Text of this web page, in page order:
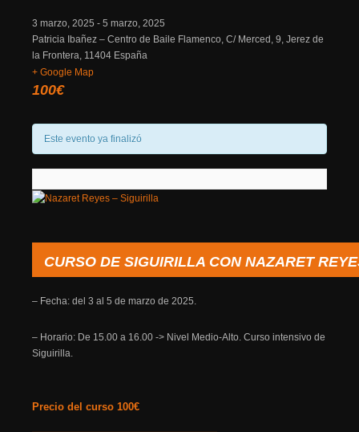
3 marzo, 2025 - 5 marzo, 2025
Patricia Ibañez – Centro de Baile Flamenco, C/ Merced, 9, Jerez de
la Frontera, 11404 España
+ Google Map
100€
Este evento ya finalizó
CURSO DE SIGUIRILLA CON NAZARET
– Fecha: del 3 al 5 de marzo de 2025.
– Horario: De 15.00 a 16.00 -> Nivel Medio-Alto. Curso intensivo de
Siguirilla.
Precio del curso 100€